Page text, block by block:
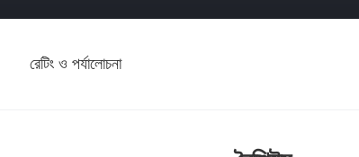
রেটিং ও পর্যালোচনা